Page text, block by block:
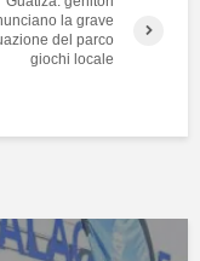
la grave
del parco
giochi locale